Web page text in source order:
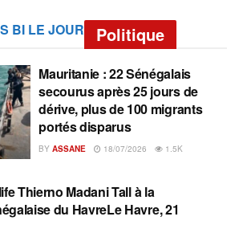
BI LE JOUR Politique
Mauritanie : 22 Sénégalais
secourus après 25 jours de
dérive, plus de 100 migrants
portés disparus
BY ASSANE 18/07/2026 1.5K
Thierno Madani Tall à la
du HavreLe Havre, 21